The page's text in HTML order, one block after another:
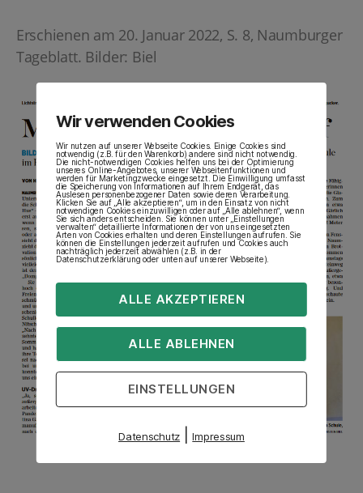
Erschienen am 20. Januar 2022, S. 8, Naumburger
Tageblatt. Bilder: Biel
Wir verwenden Cookies
Wir nutzen auf unserer Webseite Cookies. Einige Cookies sind
notwendig (z.B. für den Warenkorb) andere sind nicht notwendig.
Die nicht-notwendigen Cookies helfen uns bei der Optimierung
unseres Online-Angebotes, unserer Webseitenfunktionen und
werden für Marketingzwecke eingesetzt. Die Einwilligung umfasst
die Speicherung von Informationen auf Ihrem Endgerät, das
Auslesen personenbezogener Daten sowie deren Verarbeitung.
Klicken Sie auf „Alle akzeptieren“, um in den Einsatz von nicht
notwendigen Cookies einzuwilligen oder auf „Alle ablehnen“, wenn
Sie sich anders entscheiden. Sie können unter „Einstellungen
verwalten“ detaillierte Informationen der von uns eingesetzten
Arten von Cookies erhalten und deren Einstellungen aufrufen. Sie
können die Einstellungen jederzeit aufrufen und Cookies auch
nachträglich jederzeit abwählen (z.B. in der
Datenschutzerklärung oder unten auf unserer Webseite).
ALLE AKZEPTIEREN
ALLE ABLEHNEN
EINSTELLUNGEN
Datenschutz |Impressum